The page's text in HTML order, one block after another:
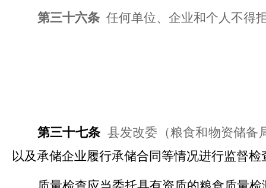
第三十六条 任何单位、企业和个人不得
第三十七条 县发改委（粮食和物资储备
以及承储企业履行承储合同等情况进行监督检